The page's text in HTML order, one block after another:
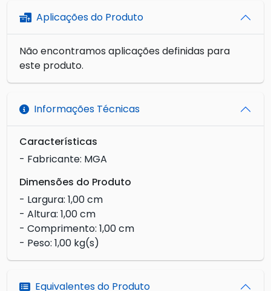
Aplicações do Produto
Não encontramos aplicações definidas para
este produto.
Informações Técnicas
Características
- Fabricante: MGA
Dimensões do Produto
- Largura: 1,00 cm
- Altura: 1,00 cm
- Comprimento: 1,00 cm
- Peso: 1,00 kg(s)
Equivalentes do Produto